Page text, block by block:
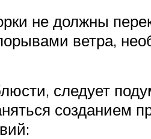
не должны
ветра,
следует
созданием